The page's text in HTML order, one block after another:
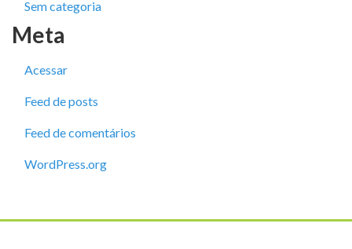
Sem categoria
Meta
Acessar
Feed de posts
Feed de comentários
WordPress.org